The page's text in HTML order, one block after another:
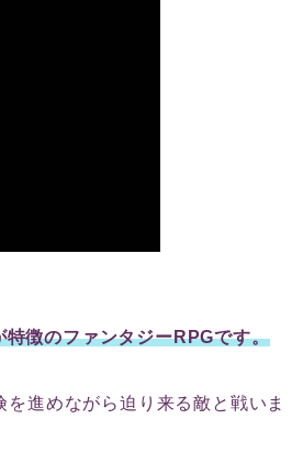
徴のファンタジーRPGです。
進めながら迫り来る敵と戦いま